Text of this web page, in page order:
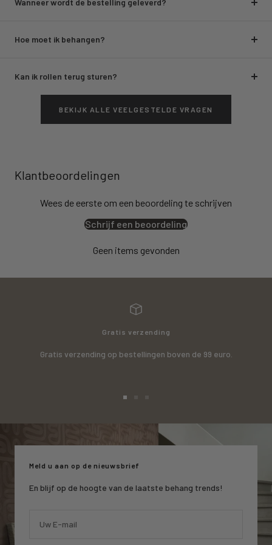
Hoe moet ik behangen?
Kan ik rollen terug sturen?
BEKIJK ALLE VEELGESTELDE VRAGEN
Klantbeoordelingen
Wees de eerste om een beoordeling te schrijven
Schrijf een beoordeling
Geen items gevonden
Gratis verzending
Gratis verzending op bestellingen boven de 99 euro.
1
2
slide
3
Meld u aan op de nieuwsbrief
En blijf op de hoogte van de laatste behang trends!
Uw E-mail